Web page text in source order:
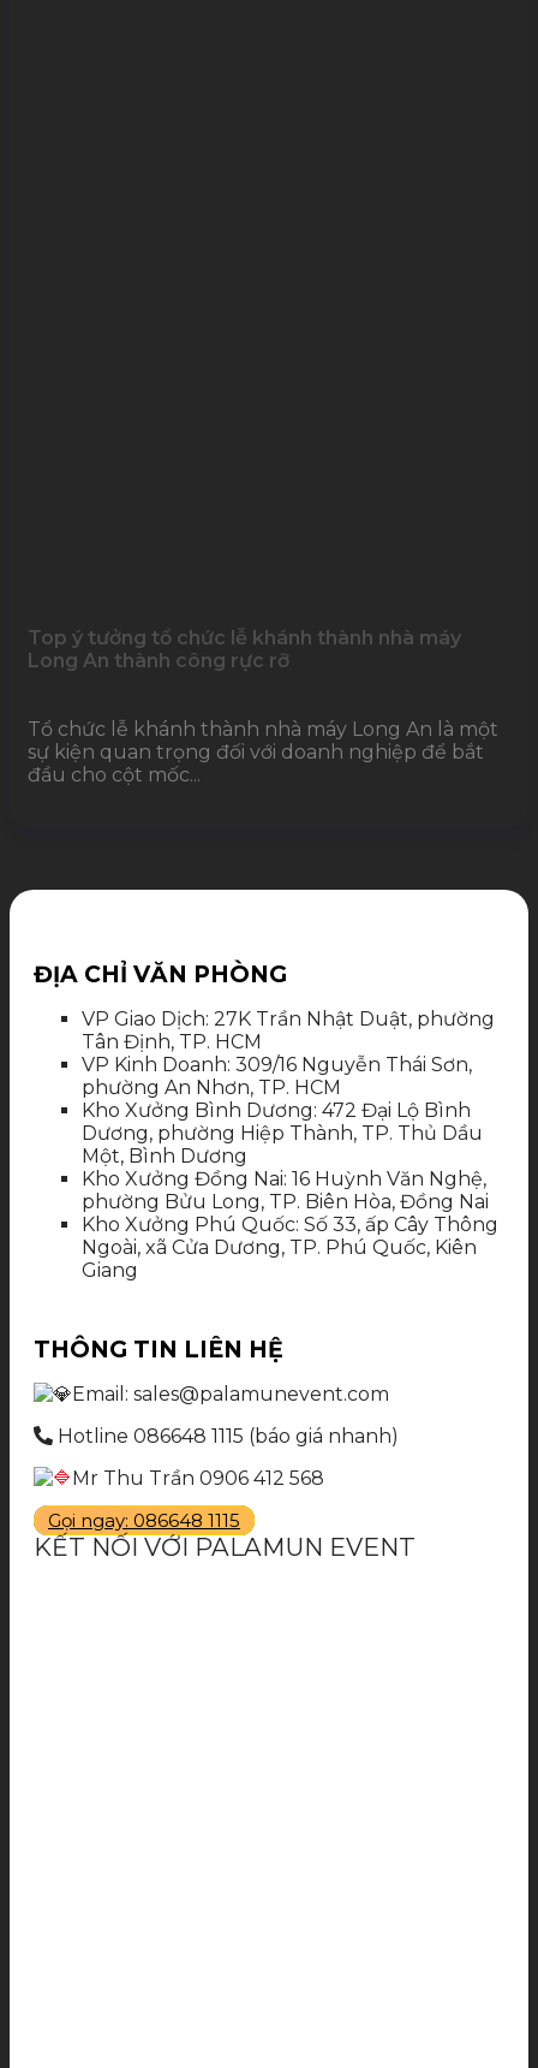
Top ý tưởng tổ chức lễ khánh thành nhà máy
Long An thành công rực rỡ
Tổ chức lễ khánh thành nhà máy Long An là một
sự kiện quan trọng đối với doanh nghiệp để bắt
đầu cho cột mốc...
ĐỊA CHỈ VĂN PHÒNG
VP Giao Dịch: 27K Trần Nhật Duật, phường
Tân Định, TP. HCM
VP Kinh Doanh: 309/16 Nguyễn Thái Sơn,
phường An Nhơn, TP. HCM
Kho Xưởng Bình Dương: 472 Đại Lộ Bình
Dương, phường Hiệp Thành, TP. Thủ Dầu
Một, Bình Dương
Kho Xưởng Đồng Nai: 16 Huỳnh Văn Nghệ,
phường Bửu Long, TP. Biên Hòa, Đồng Nai
Kho Xưởng Phú Quốc: Số 33, ấp Cây Thông
Ngoài, xã Cửa Dương, TP. Phú Quốc, Kiên
Giang
THÔNG TIN LIÊN HỆ
Email: sales@palamunevent.com
Hotline 086648 1115 (báo giá nhanh)
Mr Thu Trần 0906 412 568
Gọi ngay: 086648 1115
KẾT NỐI VỚI PALAMUN EVENT